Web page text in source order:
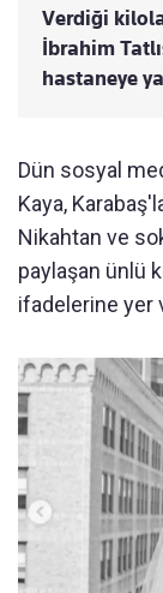
Verdiği
İbrahim
hastaneye
Dün sosyal
Kaya,
Nikahtan ve
paylaşan ünlü
ifadelerine yer